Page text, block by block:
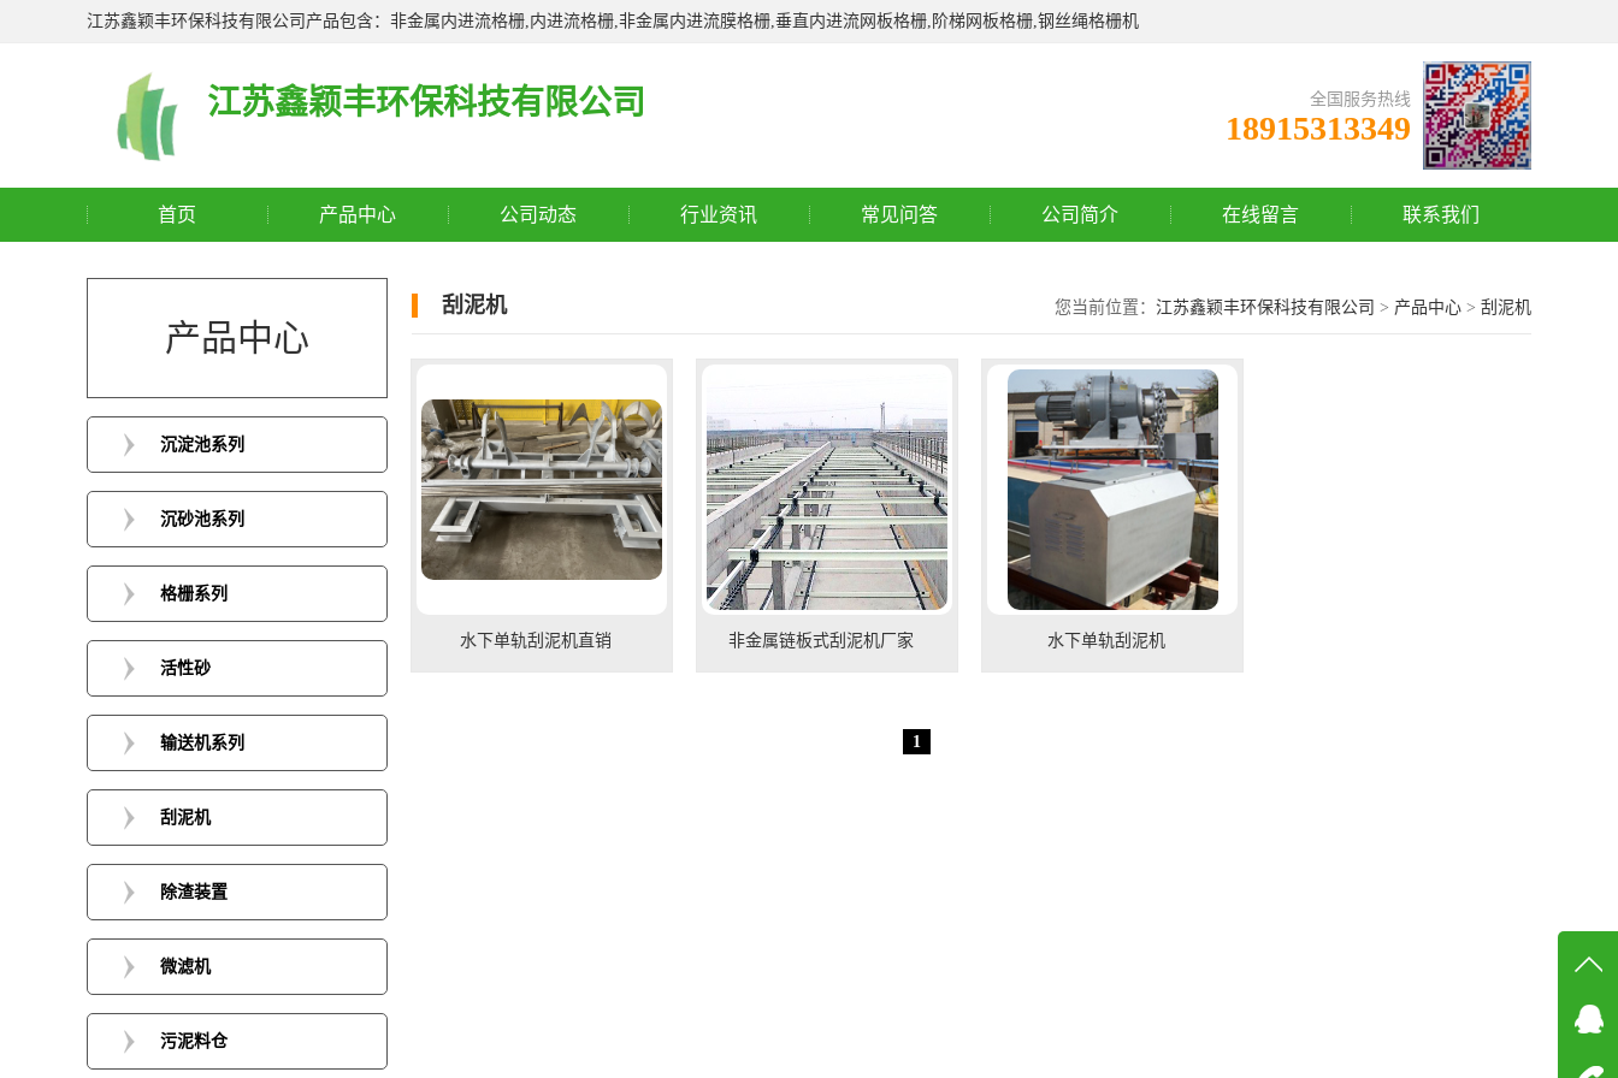
江苏鑫颖丰环保科技有限公司产品包含：非金属内进流格栅,内进流格栅,非金属内进流膜格栅,垂直内进流网板格栅,阶梯网板格栅,钢丝绳格栅机
江苏鑫颖丰环保科技有限公司 全国服务热线
18915313349
首页 产品中心 公司动态 行业资讯 常见问答 公司简介 在线留言 联系我们
产品中心
沉淀池系列
沉砂池系列
格栅系列
活性砂
输送机系列
刮泥机
除渣装置
微滤机
污泥料仓
刮泥机 您当前位置： 江苏鑫颖丰环保科技有限公司 > 产品中心 > 刮泥机
水下单轨刮泥机直销 非金属链板式刮泥机厂家 水下单轨刮泥机
1
在线